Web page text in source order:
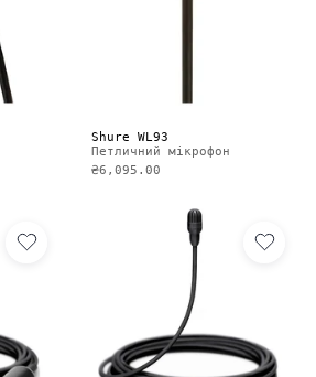
Shure WL93
Петличний мікрофон
₴6,095.00